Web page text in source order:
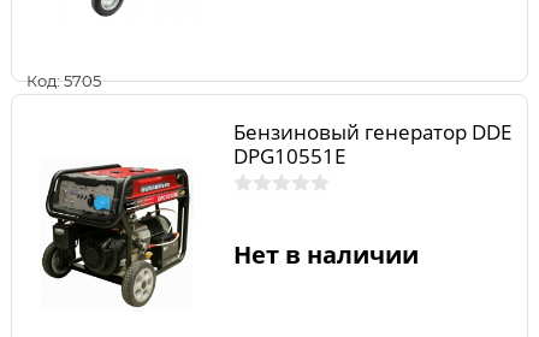
Код: 5705
Бензиновый генератор DDE
DPG10551E
Нет в наличии